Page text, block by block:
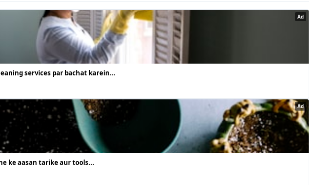
Ad
services par bachat karein...
Ad
ke aasan tarike aur tools...